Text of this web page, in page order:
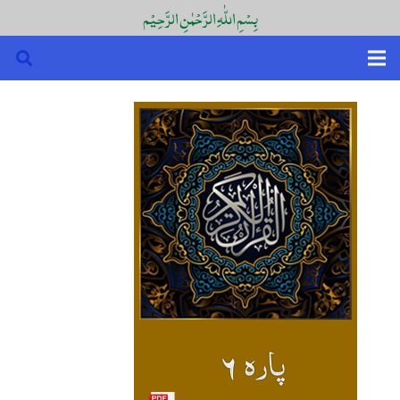
بِسْمِ اللّٰہِ الرَّحْمٰنِ الرَّحِیْم